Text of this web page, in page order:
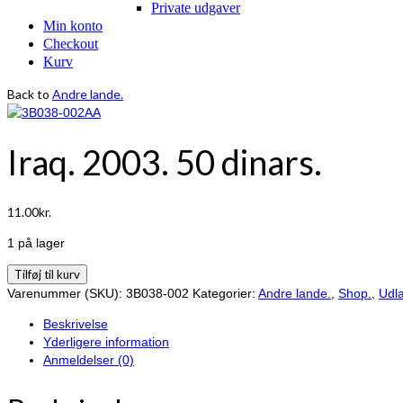
Private udgaver
Min konto
Checkout
Kurv
Back to Andre lande.
Iraq. 2003. 50 dinars.
11.00kr.
1 på lager
Iraq.
2003.
dinars.
antal
Tilføj til kurv
Varenummer (SKU): 3B038-002 Kategorier: Andre lande. Shop.
Beskrivelse
Yderligere information
Anmeldelser (0)